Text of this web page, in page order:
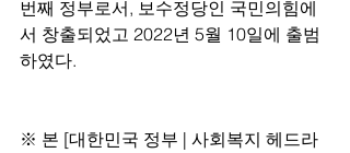
번째 정부로서, 보수정당인 국민의힘에
서 창출되었고 2022년 5월 10일에 출범
하였다.
※ 본 [대한민국 정부 | 사회복지 헤드라